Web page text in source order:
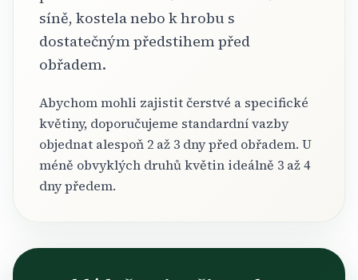
síně, kostela nebo k hrobu s
dostatečným předstihem před
obřadem.
Abychom mohli zajistit čerstvé a specifické
květiny, doporučujeme standardní vazby
objednat alespoň 2 až 3 dny před obřadem. U
méně obvyklých druhů květin ideálně 3 až 4
dny předem.